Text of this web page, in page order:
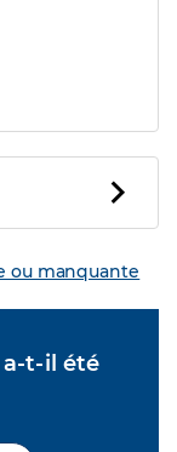
ou manquante
a-t-il été